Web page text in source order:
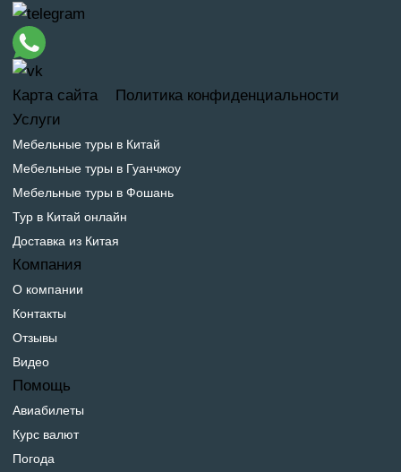
Карта сайта
Политика конфиденциальности
Услуги
Мебельные туры в Китай
Мебельные туры в Гуанчжоу
Мебельные туры в Фошань
Тур в Китай онлайн
Доставка из Китая
Компания
О компании
Контакты
Отзывы
Видео
Помощь
Авиабилеты
Курс валют
Погода